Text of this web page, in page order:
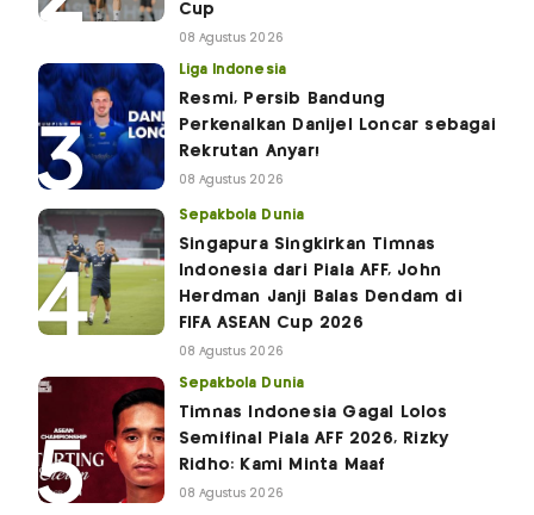
Cup
08 Agustus 2026
Liga Indonesia
Resmi, Persib Bandung
Perkenalkan Danijel Loncar sebagai
Rekrutan Anyar!
08 Agustus 2026
Sepakbola Dunia
Singapura Singkirkan Timnas
Indonesia dari Piala AFF, John
Herdman Janji Balas Dendam di
FIFA ASEAN Cup 2026
08 Agustus 2026
Sepakbola Dunia
Timnas Indonesia Gagal Lolos
Semifinal Piala AFF 2026, Rizky
Ridho: Kami Minta Maaf
08 Agustus 2026